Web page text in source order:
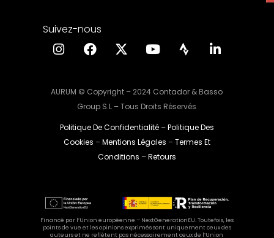
Suivez-nous
AURUM © Copyright – 2024 Contador & Basso
Group S.L – Tous Droits Réservés
Politique De Confidentialité–Politique Des
Cookies –Mentions Légales –Termes Et
Conditions –Retours
Financé par l’Union européenne – NextGenerationEU. Toutefois, les
points de vue et les opinions exprimés sont uniquement ceux des
auteurs et ne reflètent pas nécessairement ceux de l’Union